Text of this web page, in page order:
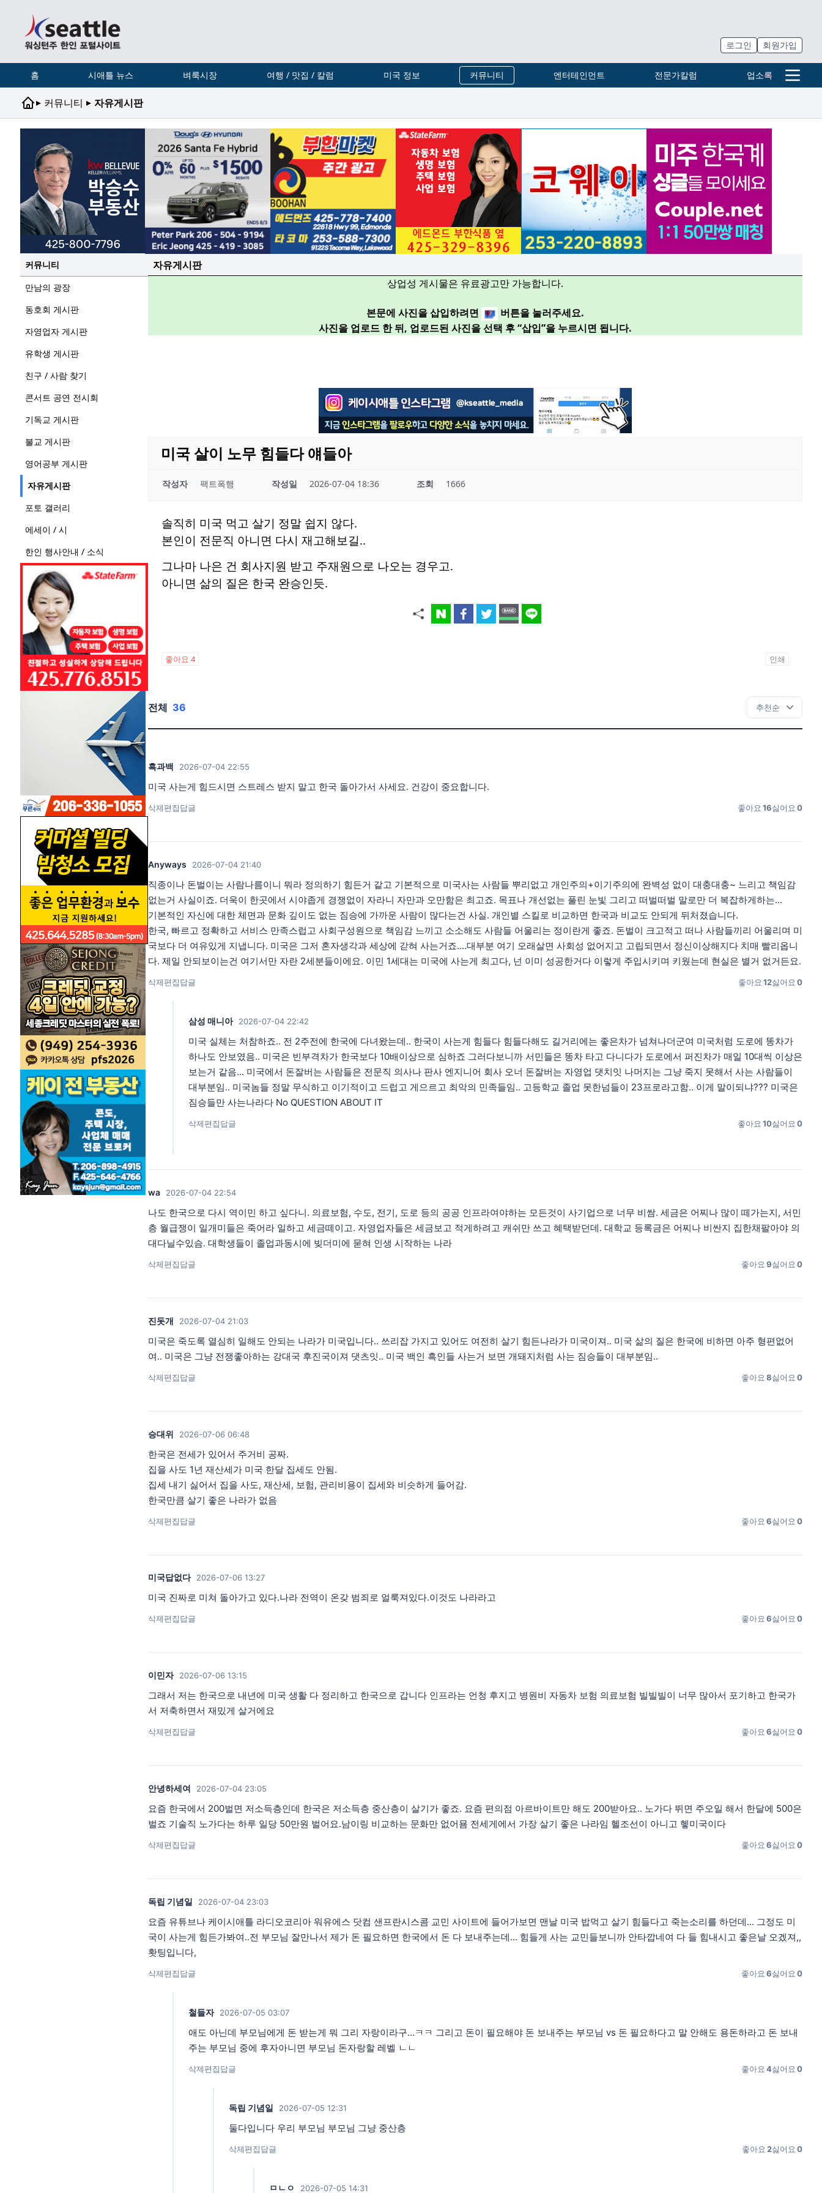
로그인 회원가입
홈 시애틀 뉴스 벼룩시장 여행 / 맛집 / 칼럼 미국 정보 커뮤니티 엔터테인먼트 전문가칼럼 업소록
▸ 커뮤니티 ▸ 자유게시판
커뮤니티
만남의 광장
동호회 게시판
자영업자 게시판
유학생 게시판
친구 / 사람 찾기
콘서트 공연 전시회
기독교 게시판
불교 게시판
영어공부 게시판
자유게시판
포토 갤러리
에세이 / 시
한인 행사안내 / 소식
자유게시판
상업성 게시물은 유료광고만 가능합니다.
본문에 사진을 삽입하려면
버튼을 눌러주세요.
사진을 업로드 한 뒤, 업로드된 사진을 선택 후 “삽입”을 누르시면 됩니다.
미국 살이 노무 힘들다 얘들아
작성자 팩트폭행 작성일 2026-07-04 18:36 조회 1666
솔직히 미국 먹고 살기 정말 쉽지 않다.
본인이 전문직 아니면 다시 재고해보길..
그나마 나은 건 회사지원 받고 주재원으로 나오는 경우고.
아니면 삶의 질은 한국 완승인듯.
좋아요 4 인쇄
전체 36
흑과백 2026-07-04 22:55
미국 사는게 힘드시면 스트레스 받지 말고 한국 돌아가서 사세요. 건강이 중요합니다.
삭제편집답글 좋아요 16싫어요 0
Anyways 2026-07-04 21:40
직종이나 돈벌이는 사람나름이니 뭐라 정의하기 힘든거 같고 기본적으로 미국사는 사람들 뿌리없고 개인주의+이기주의에 완벽성 없이 대충대충~ 느리고 책임감
없는거 사실이죠. 더욱이 한곳에서 시야좁게 경쟁없이 자라니 자만과 오만함은 최고죠. 목표나 개선없는 풀린 눈빛 그리고 떠벌떠벌 말로만 더 복잡하게하는...
기본적인 자신에 대한 체면과 문화 깊이도 없는 짐승에 가까운 사람이 많다는건 사실. 개인별 스킬로 비교하면 한국과 비교도 안되게 뒤처졌습니다.
한국, 빠르고 정확하고 서비스 만족스럽고 사회구성원으로 책임감 느끼고 소소해도 사람들 어울리는 정이란게 좋죠. 돈벌이 크고적고 떠나 사람들끼리 어울리며 미
국보다 더 여유있게 지냅니다. 미국은 그저 혼자생각과 세상에 갇혀 사는거죠....대부분 여기 오래살면 사회성 없어지고 고립되면서 정신이상해지다 치매 빨리옵니
다. 제일 안되보이는건 여기서만 자란 2세분들이에요. 이민 1세대는 미국에 사는게 최고다, 넌 이미 성공한거다 이렇게 주입시키며 키웠는데 현실은 별거 없거든요.
삭제편집답글 좋아요 12싫어요 0
삼성 매니아 2026-07-04 22:42
미국 실체는 처참하죠.. 전 2주전에 한국에 다녀왔는데.. 한국이 사는게 힘들다 힘들다해도 길거리에는 좋은차가 넘쳐나더군여 미국처럼 도로에 똥차가
하나도 안보였음.. 미국은 빈부격차가 한국보다 10배이상으로 심하죠 그러다보니까 서민들은 똥차 타고 다니다가 도로에서 퍼진차가 매일 10대씩 이상은
보는거 같음... 미국에서 돈잘버는 사람들은 전문직 의사나 판사 엔지니어 회사 오너 돈잘버는 자영업 댓치잇 나머지는 그냥 죽지 못해서 사는 사람들이
대부분임.. 미국놈들 정말 무식하고 이기적이고 드럽고 게으르고 최악의 민족들임.. 고등학교 졸업 못한넘들이 23프로라고함.. 이게 말이되냐??? 미국은
짐승들만 사는나라다 No QUESTION ABOUT IT
삭제편집답글 좋아요 10싫어요 0
wa 2026-07-04 22:54
나도 한국으로 다시 역이민 하고 싶다니. 의료보험, 수도, 전기, 도로 등의 공공 인프라여야하는 모든것이 사기업으로 너무 비쌈. 세금은 어찌나 많이 떼가는지, 서민
층 월급쟁이 일개미들은 죽어라 일하고 세금떼이고. 자영업자들은 세금보고 적게하려고 캐쉬만 쓰고 혜택받던데. 대학교 등록금은 어찌나 비싼지 집한채팔아야 의
대다닐수있슴. 대학생들이 졸업과동시에 빚더미에 묻혀 인생 시작하는 나라
삭제편집답글 좋아요 9싫어요 0
진돗개 2026-07-04 21:03
미국은 죽도록 열심히 일해도 안되는 나라가 미국입니다.. 쓰리잡 가지고 있어도 여전히 살기 힘든나라가 미국이져.. 미국 삶의 질은 한국에 비하면 아주 형편없어
여.. 미국은 그냥 전쟁좋아하는 강대국 후진국이져 댓츠잇.. 미국 백인 흑인들 사는거 보면 개돼지처럼 사는 짐승들이 대부분임..
삭제편집답글 좋아요 8싫어요 0
승대위 2026-07-06 06:48
한국은 전세가 있어서 주거비 공짜.
집을 사도 1년 재산세가 미국 한달 집세도 안됨.
집세 내기 싫어서 집을 사도, 재산세, 보험, 관리비용이 집세와 비슷하게 들어감.
한국만큼 살기 좋은 나라가 없음
삭제편집답글 좋아요 6싫어요 0
미국답없다 2026-07-06 13:27
미국 진짜로 미쳐 돌아가고 있다.나라 전역이 온갖 범죄로 얼룩져있다.이것도 나라라고
삭제편집답글 좋아요6싫어요0
이민자 2026-07-06 13:15
그래서 저는 한국으로 내년에 미국 생활 다 정리하고 한국으로 갑니다 인프라는 언청 후지고 병원비 자동차 보험 의료보험 빌빌빌이 너무 많아서 포기하고 한국가
서 저축하면서 재밌게 살거에요
삭제편집답글 좋아요6싫어요0
안녕하세여 2026-07-04 23:05
요즘 한국에서 200벌면 저소득층인데 한국은 저소득층 중산층이 살기가 좋죠. 요즘 편의점 아르바이트만 해도 200받아요.. 노가다 뛰면 주오일 해서 한달에 500은
벌죠 기술직 노가다는 하루 일당 50만원 벌어요.남이링 비교하는 문화만 없어묨 전세게에서 가장 살기 좋은 나라임 헬조선이 아니고 헿미국이다
삭제편집답글 좋아요6싫어요0
독립 기념일 2026-07-04 23:03
요즘 유튜브나 케이시애틀 라디오코리아 워유에스 닷컴 샌프란시스콤 교민 사이트에 들어가보면 맨날 미국 밥먹고 살기 힘들다고 죽는소리를 하던데... 그정도 미
국이 사는게 힘든가봐여..전 부모님 잘만나서 제가 돈 필요하면 한국에서 돈 다 보내주는데... 힘들게 사는 교민들보니까 안타깝네여 다 들 힘내시고 좋은날 오겠져,,
홧팅입니다,
삭제편집답글 좋아요 6싫어요 0
철들자 2026-07-05 03:07
애도 아닌데 부모님에게 돈 받는게 뭐 그리 자랑이라구…ㅋㅋ 그리고 돈이 필요해야 돈 보내주는 부모님 vs 돈 필요하다고 말 안해도 용돈하라고 돈 보내
주는 부모님 중에 후자아니면 부모님 돈자랑할 레벨 ㄴㄴ
삭제편집답글 좋아요 4싫어요 0
독립 기념일 2026-07-05 12:31
둘다입니다 우리 부모님 부모님 그냥 중산층
삭제편집답글 좋아요 2싫어요 0
ㅁㄴㅇ 2026-07-05 14:31